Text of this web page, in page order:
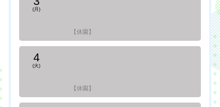
(月)
【休園】
4
(火)
【休園】